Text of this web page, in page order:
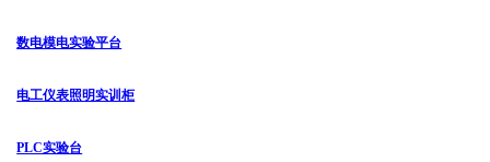
数电模电实验平台
电工仪表照明实训柜
PLC实验台